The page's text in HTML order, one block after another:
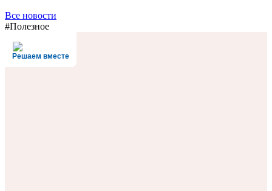
Все новости
#Полезное
Решаем вместе